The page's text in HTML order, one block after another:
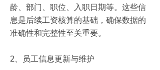
龄、部门、职位、入职日期等。这些信
息是后续工资核算的基础，确保数据的
准确性和完整性至关重要。
2、员工信息更新与维护